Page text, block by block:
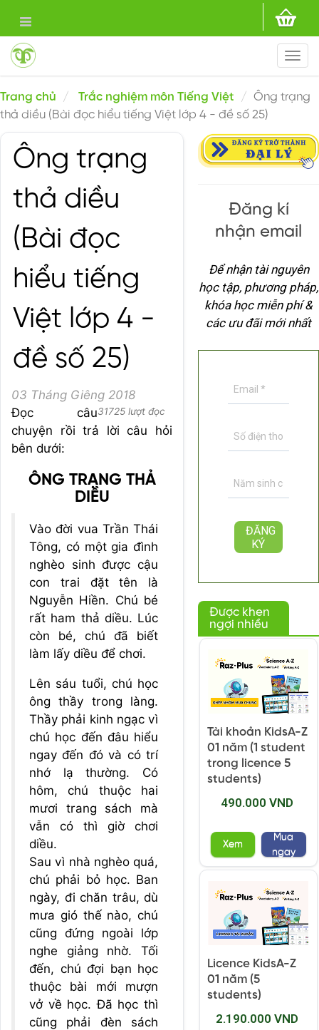
Trang chủ Trắc nghiệm môn Tiếng Việt
Ông trạng
thả diều (Bài đọc hiểu tiếng Việt lớp 4 - đề số 25)
Ông trạng
thả diều
(Bài đọc
hiểu tiếng
Việt lớp 4 -
đề số 25)
03 Tháng Giêng 2018
31725 lượt đọc
Đọc câu
chuyện rồi trả lời câu hỏi
bên dưới:
ÔNG TRẠNG THẢ
DIỀU
Vào đời vua Trần Thái
Tông, có một gia đình
nghèo sinh được cậu
con trai đặt tên là
Nguyễn Hiền. Chú bé
rất ham thả diều. Lúc
còn bé, chú đã biết
làm lấy diều để chơi.
Lên sáu tuổi, chú học
ông thầy trong làng.
Thầy phải kinh ngạc vì
chú học đến đâu hiểu
ngay đến đó và có trí
nhớ lạ thường. Có
hôm, chú thuộc hai
mươi trang sách mà
vẫn có thì giờ chơi
diều.
Sau vì nhà nghèo quá,
chú phải bỏ học. Ban
ngày, đi chăn trâu, dù
mưa gió thế nào, chú
cũng đứng ngoài lớp
nghe giảng nhờ. Tối
đến, chú đợi bạn học
thuộc bài mới mượn
vở về học. Đã học thì
cũng phải đèn sách
Đăng kí
nhận email
Để nhận tài nguyên
học tập, phương pháp,
khóa học miễn phí &
các ưu đãi mới nhất
Được khen
ngợi nhiều
Tài khoản KidsA-Z
01 năm (1 student
trong licence 5
students)
490.000 VND
Xem
Mua
ngay
Licence KidsA-Z
01 năm (5
students)
2.190.000 VND